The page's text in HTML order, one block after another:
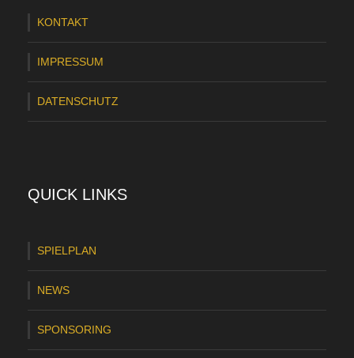
KONTAKT
IMPRESSUM
DATENSCHUTZ
QUICK LINKS
SPIELPLAN
NEWS
SPONSORING